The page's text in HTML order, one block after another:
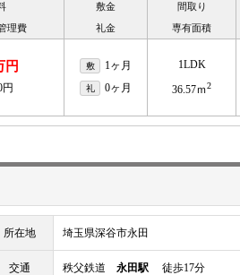
理費
敷金
礼金
間取り
専有面積
円
円
敷 1ヶ月
礼 0ヶ月
1LDK
36.57ｍ2
所在地 埼玉県深谷市永田
交通 秩父鉄道 永田駅 徒歩17分